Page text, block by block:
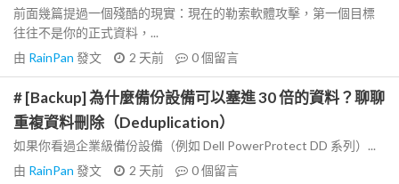
前面幾篇提過一個殘酷的現實：現在的勒索軟體攻擊，第一個目標
往往不是你的正式資料，...
由 RainPan 發文 2 天前 0個留言
# [Backup] 為什麼備份設備可以塞進 30 倍的資料？聊聊
重複資料刪除（Deduplication）
如果你看過企業級備份設備（例如 Dell PowerProtect DD 系列）...
由 RainPan 發文 2 天前 0個留言